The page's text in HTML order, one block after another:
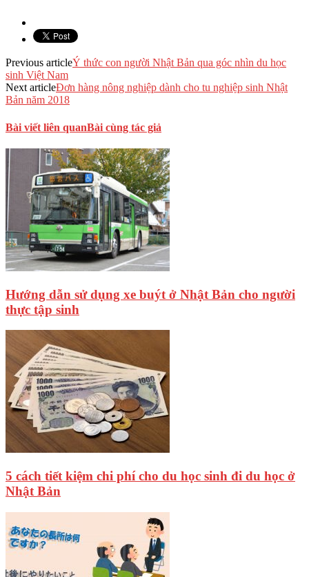
Previous articleÝ thức con người Nhật Bản qua góc nhìn du học
sinh Việt Nam
Next articleĐơn hàng nông nghiệp dành cho tu nghiệp sinh Nhật
Bản năm 2018
Bài viết liên quanBài cùng tác giả
Hướng dẫn sử dụng xe buýt ở Nhật Bản cho người
thực tập sinh
5 cách tiết kiệm chi phí cho du học sinh đi du học ở
Nhật Bản